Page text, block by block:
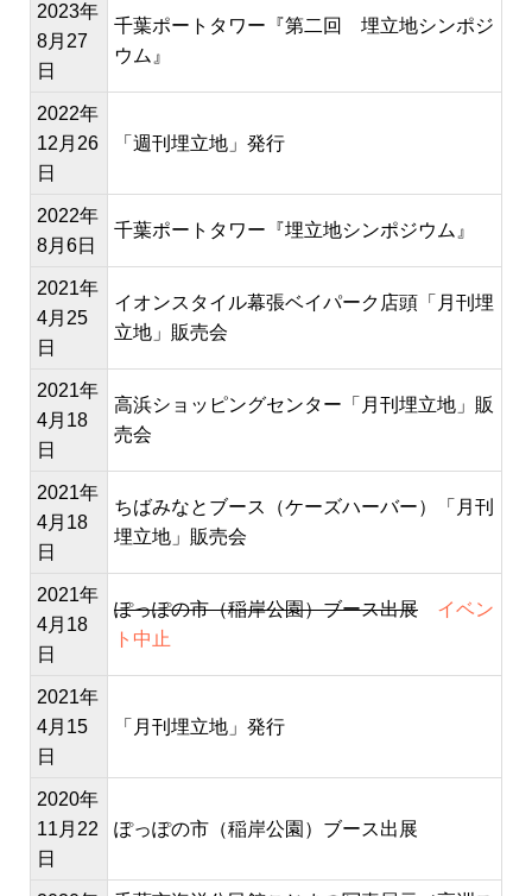
2023年
8月27
日
千葉ポートタワー『第二回 埋立地シンポジ
ウム』
2022年
12月26
日
「週刊埋立地」発行
2022年
8月6日
千葉ポートタワー『埋立地シンポジウム』
2021年
4月25
日
イオンスタイル幕張ベイパーク店頭「月刊埋
立地」販売会
2021年
4月18
日
高浜ショッピングセンター「月刊埋立地」販
売会
2021年
4月18
日
ちばみなとブース（ケーズハーバー）「月刊
埋立地」販売会
2021年
4月18
日
ぽっぽの市（稲岸公園）ブース出展
イベン
ト中止
2021年
4月15
日
「月刊埋立地」発行
2020年
11月22
日
ぽっぽの市（稲岸公園）ブース出展